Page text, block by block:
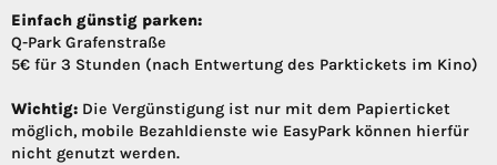
Einfach günstig parken:
Q-Park Grafenstraße
5€ für 3 Stunden (nach Entwertung des Parktickets im Kino)
Wichtig: Die Vergünstigung ist nur mit dem Papierticket
möglich, mobile Bezahldienste wie EasyPark können hierfür
nicht genutzt werden.